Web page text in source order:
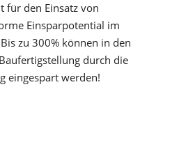
für den Einsatz von
Einsparpotential im
zu 300% können in den
durch die
eingespart werden!